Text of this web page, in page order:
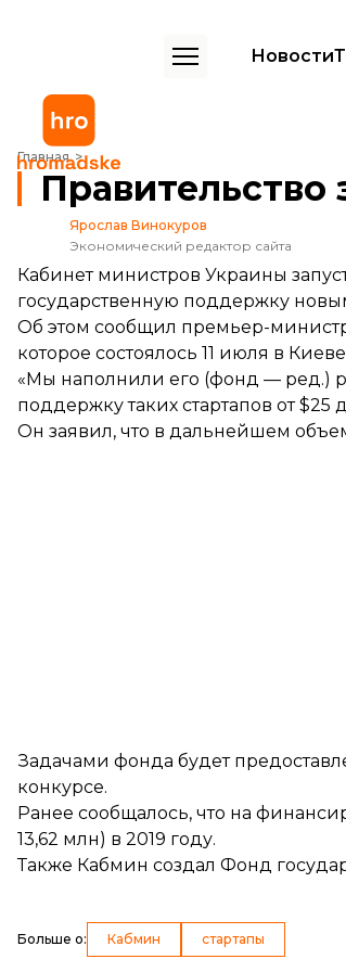
Новости
Главная
Правительство запустило фонд поддержки
Ярослав Винокуров
Экономический редактор сайта
Кабинет министров Украины
государственную поддержку
Об этом сообщил премьер-
которое состоялось 11 июля в
«Мы наполнили его (фонд — ред.)
поддержку таких стартапов от
Он заявил, что в дальнейшем
Задачами фонда будет
конкурсе.
Ранее сообщалось, что на
13,62 млн) в 2019 году.
Также Кабмин создал Фонд
Больше о: Кабмин стартапы